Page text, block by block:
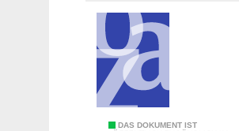
E
i
e
n
lt
m
a
e
r
DAS DOKUMENT IST